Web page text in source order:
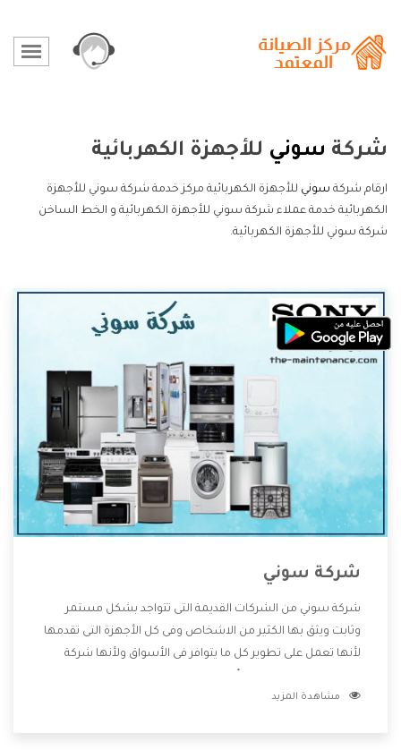
شركة سوني للأجهزة الكهربائية
ارقام شركة سوني للأجهزة الكهربائية مركز خدمة شركة سوني للأجهزة
الكهربائية خدمة عملاء شركة سوني للأجهزة الكهربائية و الخط الساخن
شركة سوني للأجهزة الكهربائية.
شركة سوني
شركة سوني من الشركات القديمة التى تتواجد بشكل مستمر
وثابت ويثق بها الكثير من الاشخاص وفى كل الأجهزة التى تقدمها
لأنها تعمل على تطوير كل ما يتوافر فى الأسواق ولأنها شركة
وتقدم للعملاء أقوى العروض والخصومات التى تسهل على
مشاهدة المزيد